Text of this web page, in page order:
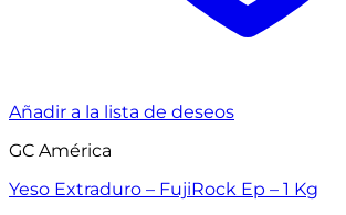
Añadir a la lista de deseos
GC América
Yeso Extraduro – FujiRock Ep – 1 Kg